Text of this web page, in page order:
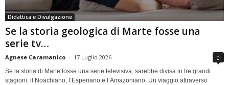
Didattica e Divulgazione
Se la storia geologica di Marte fosse una
serie tv…
Agnese Caramanico - 17 Luglio 2026 0
Se la storia di Marte fosse una serie televisiva, sarebbe divisa in tre grandi
stagioni: il Noachiano, l’Esperiano e l’Amazoniano. Un viaggio attraverso